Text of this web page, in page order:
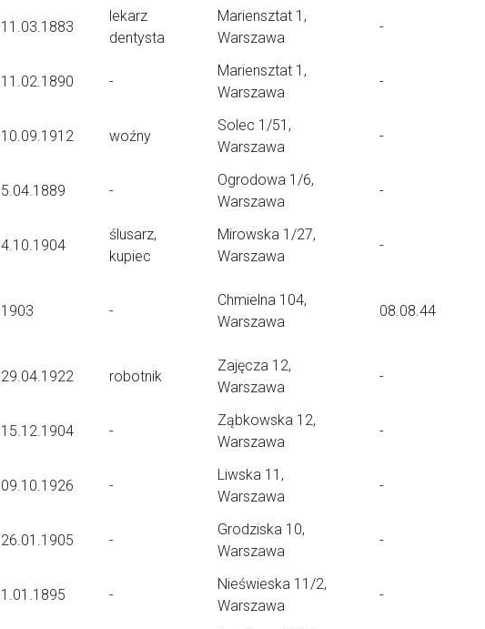
11.03.1883
lekarz
dentysta
Mariensztat 1,
Warszawa
-
11.02.1890 -
Mariensztat 1,
Warszawa
-
10.09.1912 woźny
Solec 1/51,
Warszawa
-
5.04.1889 -
Ogrodowa 1/6,
Warszawa
-
4.10.1904
ślusarz,
kupiec
Mirowska 1/27,
Warszawa
-
1903 -
Chmielna 104,
Warszawa
08.08.44
29.04.1922 robotnik
Zajęcza 12,
Warszawa
-
15.12.1904 -
Ząbkowska 12,
Warszawa
-
09.10.1926 -
Liwska 11,
Warszawa
-
26.01.1905 -
Grodziska 10,
Warszawa
-
1.01.1895 -
Nieświeska 11/2,
Warszawa
-